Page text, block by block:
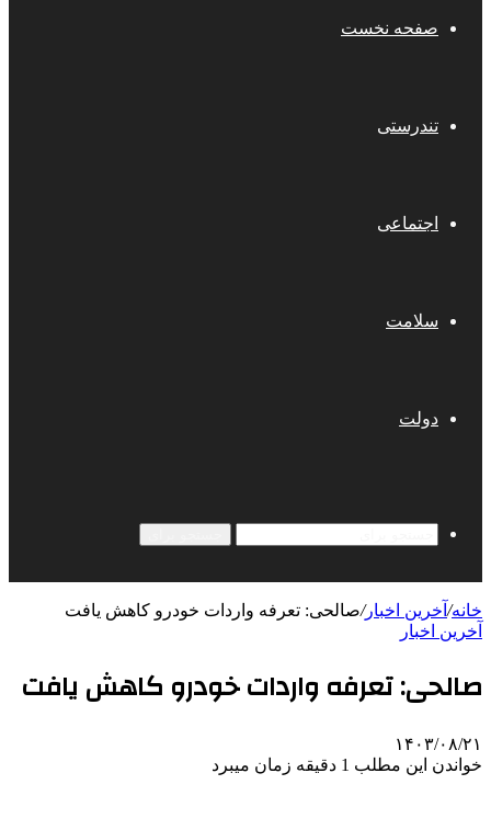
صفحه نخست
تندرستی
اجتماعی
سلامت
دولت
خانه/ آخرین اخبار/صالحی: تعرفه واردات خودرو کاهش یافت
آخرین اخبار
صالحی: تعرفه واردات خودرو کاهش یافت
۱۴۰۳/۰۸/۲۱
خواندن این مطلب 1 دقیقه زمان میبرد